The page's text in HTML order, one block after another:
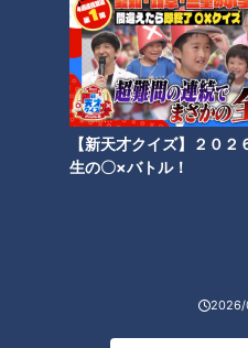
【新天才クイズ】２０２
生の〇×バトル！
2026/
https://twitter.com/
https://www.youtube.com/
🏫第43話「三者面談って何？
0:00 オープニング
0:04 今日のテーマ
この記事